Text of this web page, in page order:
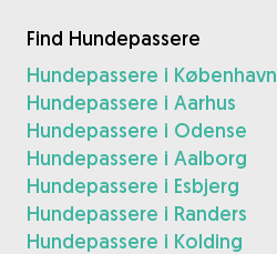
Find Hundepassere
Hundepassere i København
Hundepassere i Aarhus
Hundepassere i Odense
Hundepassere i Aalborg
Hundepassere i Esbjerg
Hundepassere i Randers
Hundepassere i Kolding